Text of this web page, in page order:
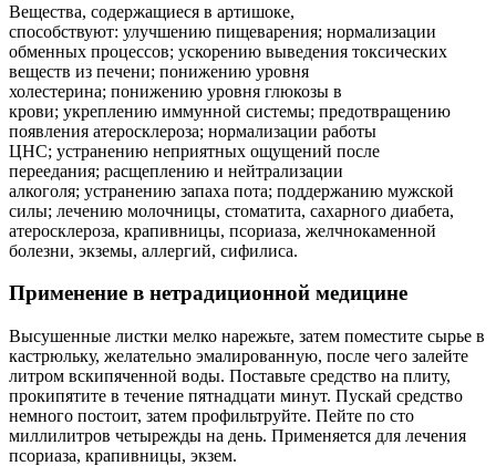
Вещества, содержащиеся в артишоке,
способствуют: улучшению пищеварения; нормализации
обменных процессов; ускорению выведения токсических
веществ из печени; понижению уровня
холестерина; понижению уровня глюкозы в
крови; укреплению иммунной системы; предотвращению
появления атеросклероза; нормализации работы
ЦНС; устранению неприятных ощущений после
переедания; расщеплению и нейтрализации
алкоголя; устранению запаха пота; поддержанию мужской
силы; лечению молочницы, стоматита, сахарного диабета,
атеросклероза, крапивницы, псориаза, желчнокаменной
болезни, экземы, аллергий, сифилиса.
Применение в нетрадиционной медицине
Высушенные листки мелко нарежьте, затем поместите сырье в
кастрюльку, желательно эмалированную, после чего залейте
литром вскипяченной воды. Поставьте средство на плиту,
прокипятите в течение пятнадцати минут. Пускай средство
немного постоит, затем профильтруйте. Пейте по сто
миллилитров четырежды на день. Применяется для лечения
псориаза, крапивницы, экзем.